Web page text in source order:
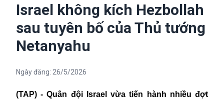
Israel không kích Hezbollah
sau tuyên bố của Thủ tướng
Netanyahu
Ngày đăng: 26/5/2026
(TAP) - Quân đội Israel vừa tiến hành nhiều đợt